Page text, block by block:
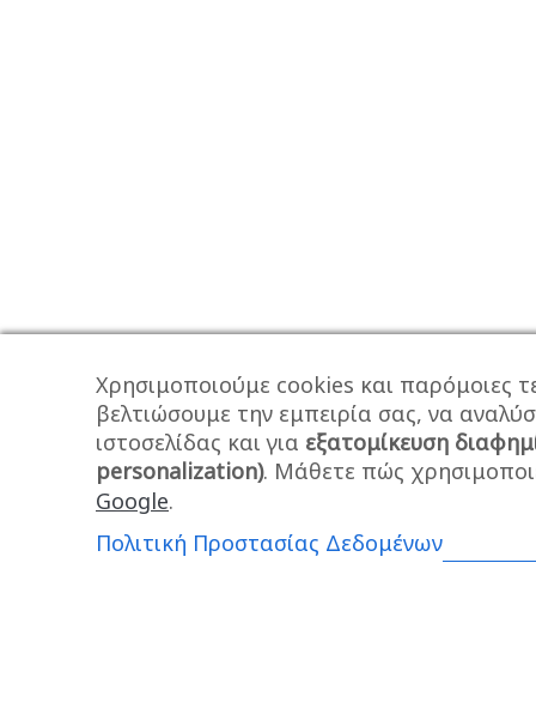
Χρησιμοποιούμε cookies και παρόμοιες
βελτιώσουμε την εμπειρία σας, να
ιστοσελίδας και για εξατομίκευση
personalization). Μάθετε πώς
Google.
Πολιτική Προστασίας Δεδομένων